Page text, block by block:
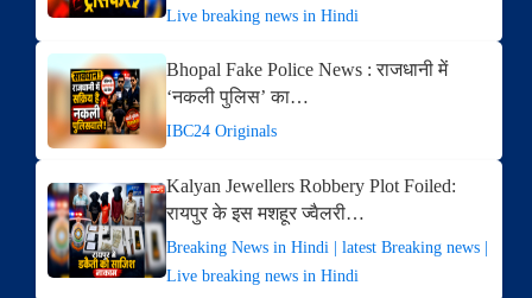
Live breaking news in Hindi
Bhopal Fake Police News : राजधानी में
‘नकली पुलिस’ का…
IBC24 Originals
Kalyan Jewellers Robbery Plot Foiled:
रायपुर के इस मशहूर ज्वैलरी…
Breaking News in Hindi | latest Breaking news |
Live breaking news in Hindi